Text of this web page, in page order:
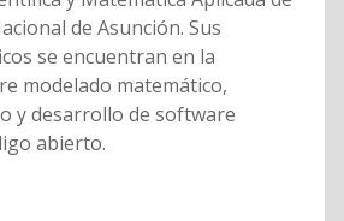
de Asunción. Sus
se encuentran en la
modelado matemático,
y desarrollo de software
abierto.